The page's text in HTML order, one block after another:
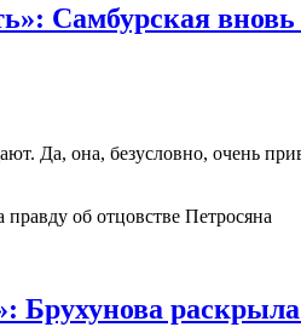
Самбурская
Да, она, безусловно, очень
Брухунова